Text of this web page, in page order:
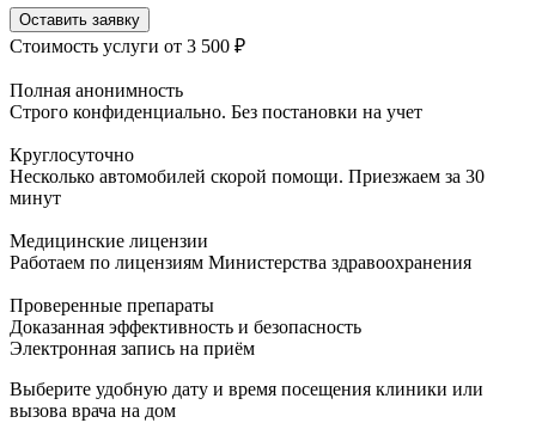
Оставить заявку
Стоимость услуги от 3 500 ₽
Полная анонимность
Строго конфиденциально. Без постановки на учет
Круглосуточно
Несколько автомобилей скорой помощи. Приезжаем за 30
минут
Медицинские лицензии
Работаем по лицензиям Министерства здравоохранения
Проверенные препараты
Доказанная эффективность и безопасность
Электронная запись на приём
Выберите удобную дату и время посещения клиники или
вызова врача на дом